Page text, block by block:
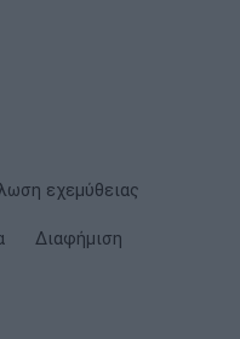
εχεμύθειας
Διαφήμιση